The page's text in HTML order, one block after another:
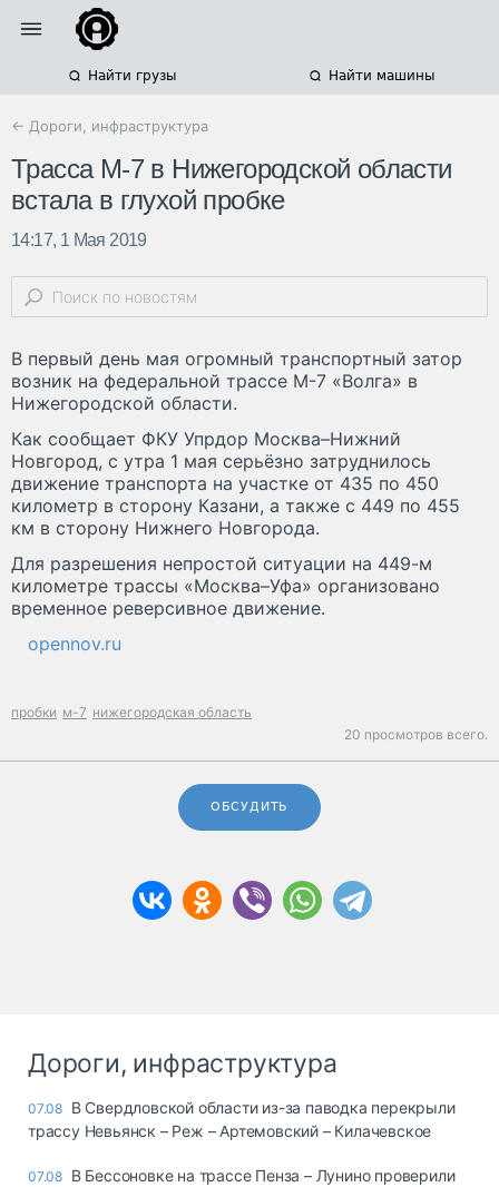
Найти грузы Найти машины
← Дороги, инфраструктура
Трасса М-7 в Нижегородской области
встала в глухой пробке
14:17, 1 Мая 2019
В первый день мая огромный транспортный затор
возник на федеральной трассе М-7 «Волга» в
Нижегородской области.
Как сообщает ФКУ Упрдор Москва–Нижний
Новгород, с утра 1 мая серьёзно затруднилось
движение транспорта на участке от 435 по 450
километр в сторону Казани, а также с 449 по 455
км в сторону Нижнего Новгорода.
Для разрешения непростой ситуации на 449-м
километре трассы «Москва–Уфа» организовано
временное реверсивное движение.
opennov.ru
пробки м-7 нижегородская область
20 просмотров всего.
ОБСУДИТЬ
Дороги, инфраструктура
07.08 В Свердловской области из-за паводка перекрыли
трассу Невьянск – Реж – Артемовский – Килачевское
07.08 В Бессоновке на трассе Пенза – Лунино проверили